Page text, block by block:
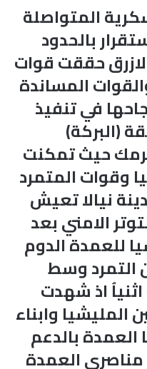
المتواصلة
بالحدود
حققت قوات
المساندة
في تنفيذ
(البركة)
حيث تمكنت
وقوات المتمرد
نيالا تعيش
الامني بعد
للعمدة الدوم
التمرد وسط
اذ شهدت
المليشيا وابناء
العمدة بالدعم
العمدة